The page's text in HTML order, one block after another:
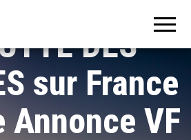
DES
sur France
Annonce VF